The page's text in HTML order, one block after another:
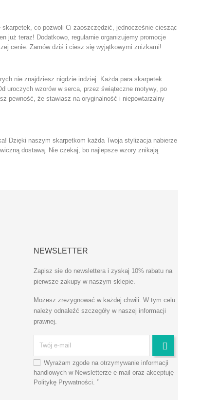
co pozwoli Ci zaoszczędzić, jednocześnie ciesząc
już teraz! Dodatkowo, regularnie organizujemy promocje
cenie. Zamów dziś i ciesz się wyjątkowymi zniżkami!
nie znajdziesz nigdzie indziej. Każda para skarpetek
uroczych wzorów w serca, przez świąteczne motywy, po
pewność, że stawiasz na oryginalność i niepowtarzalny
Dzięki naszym skarpetkom każda Twoja stylizacja nabierze
dostawą. Nie czekaj, bo najlepsze wzory znikają
NEWSLETTER
Zapisz sie do newslettera i zyskaj 10% rabatu na
pierwsze zakupy w naszym sklepie.
Możesz zrezygnować w każdej chwili. W tym celu
należy odnaleźć szczegóły w naszej informacji
prawnej.
Wyrażam zgode na otrzymywanie informacji
handlowych w Newsletterze e-mail oraz akceptuję
Politykę Prywatności. *